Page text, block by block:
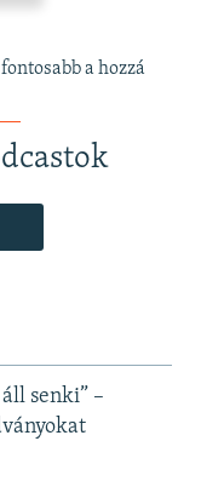
a hozzá
senki” –